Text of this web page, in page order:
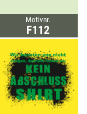
Motivnr.
F112